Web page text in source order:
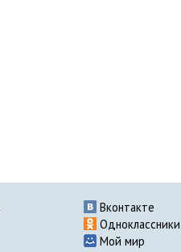
Вконтакте
Одноклассники
Мой мир